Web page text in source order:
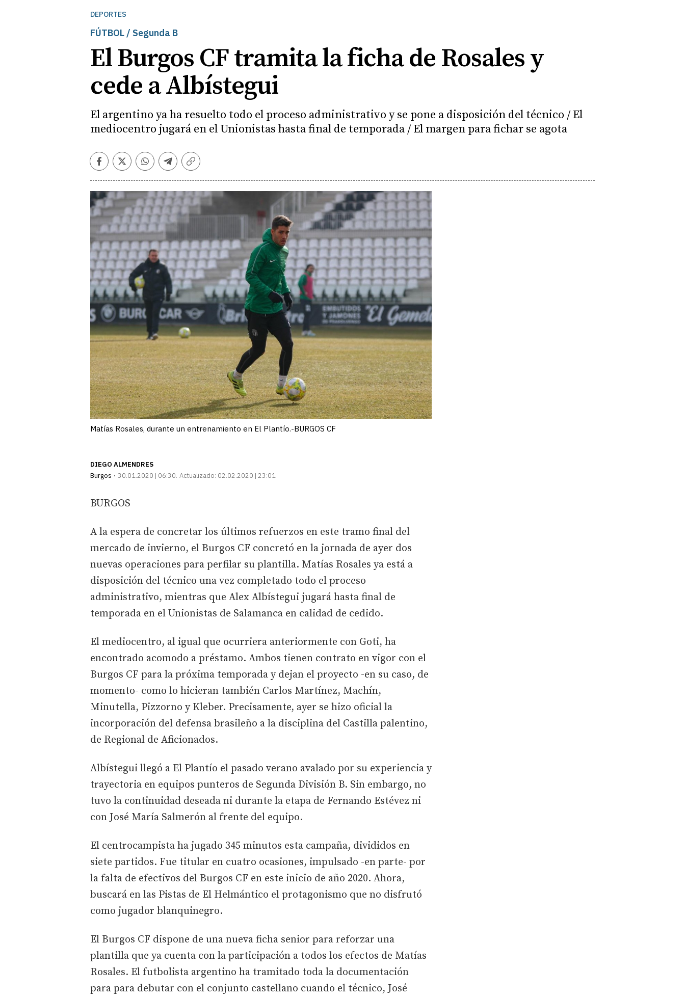
DEPORTES
FÚTBOL / Segunda B
El Burgos CF tramita la ficha de Rosales y
cede a Albístegui
El argentino ya ha resuelto todo el proceso administrativo y se pone a disposición del técnico / El
mediocentro jugará en el Unionistas hasta final de temporada / El margen para fichar se agota
Facebook
TwitterWhatsapp
Telegram
Copiar
Matías Rosales, durante un entrenamiento en El Plantío.-BURGOS CF
DIEGO ALMENDRES
Burgos
30.01.2020 | 06:30 Actualizado: 02.02.2020 | 23:01
BURGOS
A la espera de concretar los últimos refuerzos en este tramo final del
mercado de invierno, el Burgos CF concretó en la jornada de ayer dos
nuevas operaciones para perfilar su plantilla. Matías Rosales ya está a
disposición del técnico una vez completado todo el proceso
administrativo, mientras que Alex Albístegui jugará hasta final de
temporada en el Unionistas de Salamanca en calidad de cedido.
El mediocentro, al igual que ocurriera anteriormente con Goti, ha
encontrado acomodo a préstamo. Ambos tienen contrato en vigor con el
Burgos CF para la próxima temporada y dejan el proyecto -en su caso, de
momento- como lo hicieran también Carlos Martínez, Machín,
Minutella, Pizzorno y Kleber. Precisamente, ayer se hizo oficial la
incorporación del defensa brasileño a la disciplina del Castilla palentino,
de Regional de Aficionados.
Albístegui llegó a El Plantío el pasado verano avalado por su experiencia y
trayectoria en equipos punteros de Segunda División B. Sin embargo, no
tuvo la continuidad deseada ni durante la etapa de Fernando Estévez ni
con José María Salmerón al frente del equipo.
El centrocampista ha jugado 345 minutos esta campaña, divididos en
siete partidos. Fue titular en cuatro ocasiones, impulsado -en parte- por
la falta de efectivos del Burgos CF en este inicio de año 2020. Ahora,
buscará en las Pistas de El Helmántico el protagonismo que no disfrutó
como jugador blanquinegro.
El Burgos CF dispone de una nueva ficha senior para reforzar una
plantilla que ya cuenta con la participación a todos los efectos de Matías
Rosales. El futbolista argentino ha tramitado toda la documentación
para para debutar con el conjunto castellano cuando el técnico, José